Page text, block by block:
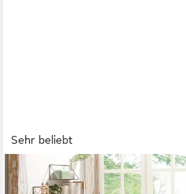
Sehr beliebt
OTTO HOME
Schlafsofa Berlin, B: 202 cm,